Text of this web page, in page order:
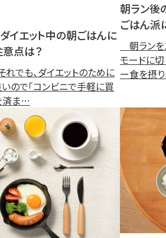
ダイエット中の朝ごはんに
点は？
でも、ダイエットのために
ので「コンビニで手軽に買
済ま…
朝ラン後
ごはん派
朝ランを
モードに
ー食を摂